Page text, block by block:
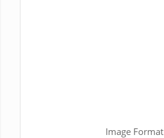
Image Format